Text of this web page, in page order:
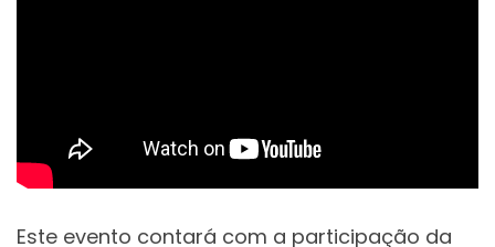
Este evento contará com a participação da